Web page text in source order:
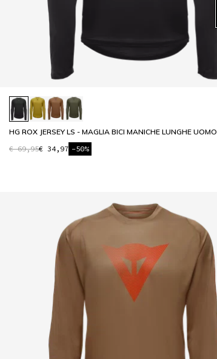
HG ROX JERSEY LS - MAGLIA BICI MANICHE LUNGHE UOMO
€ 69,95€ 34,97 -50%